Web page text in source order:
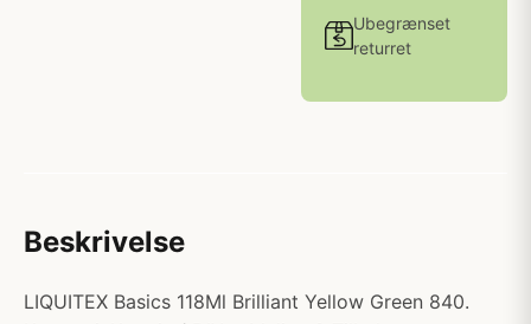
Ubegrænset
returret
Beskrivelse
LIQUITEX Basics 118Ml Brilliant Yellow Green 840.